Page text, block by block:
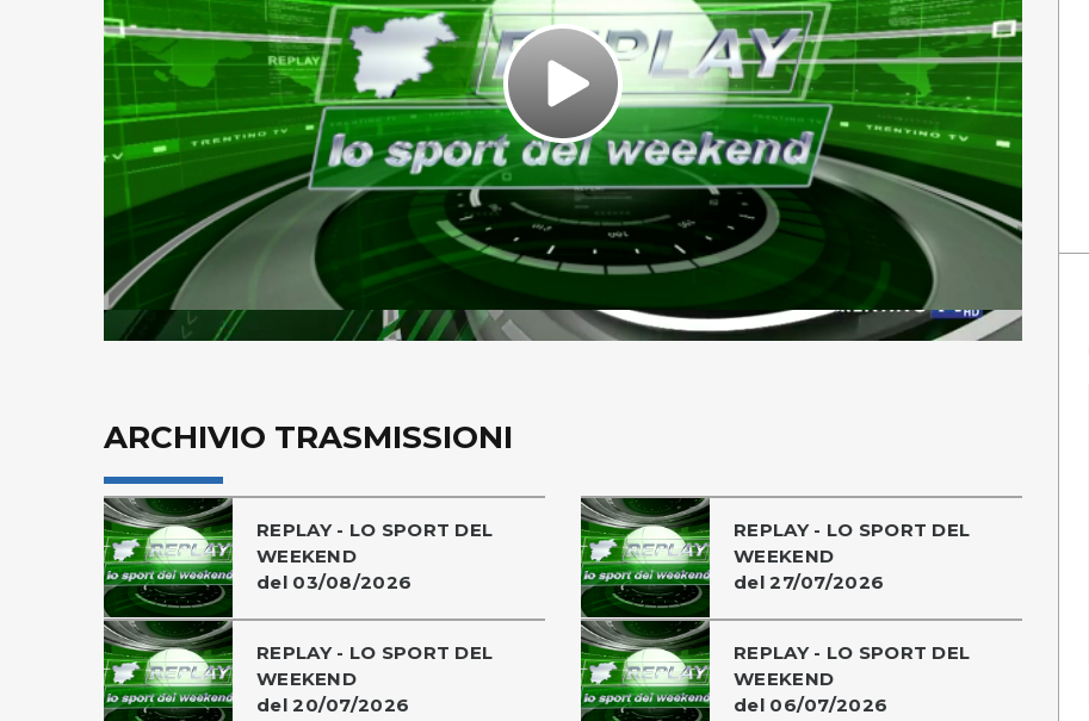
Play
Video
ARCHIVIO TRASMISSIONI
REPLAY - LO SPORT DEL
WEEKEND
del 03/08/2026
REPLAY - LO SPORT DEL
WEEKEND
del 27/07/2026
REPLAY - LO SPORT DEL
WEEKEND
del 20/07/2026
REPLAY - LO SPORT DEL
WEEKEND
del 06/07/2026